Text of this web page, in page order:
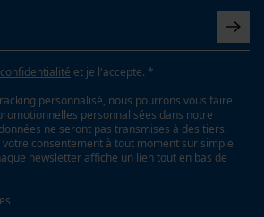
et je l'accepte. *
personnalisé, nous pourrons vous faire
personnalisées dans notre
ne seront pas transmises à des tiers.
consentement à tout moment sur simple
newsletter affiche un lien tout en bas de
marketing
Microsoft Advertising Universal
Event Tracking